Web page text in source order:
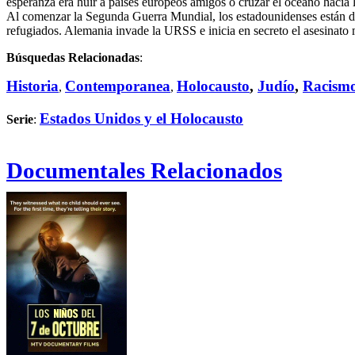
Al comenzar la Segunda Guerra Mundial, los estadounidenses
refugiados. Alemania invade la URSS e inicia en secreto el asesinato
Búsquedas Relacionadas:
Historia, Contemporanea, Holocausto, Judío,
Serie: Estados Unidos y el Holocausto
Documentales Relacionados